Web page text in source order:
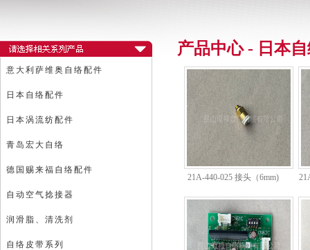
意大利萨维奥自络配件
日本自络配件
日本涡流纺配件
青岛宏大自络
德国赐来福自络配件
自动空气捻接器
润滑脂、清洗剂
自络皮带系列
产品中心 - 日本
21A-440-025 接头（6mm)